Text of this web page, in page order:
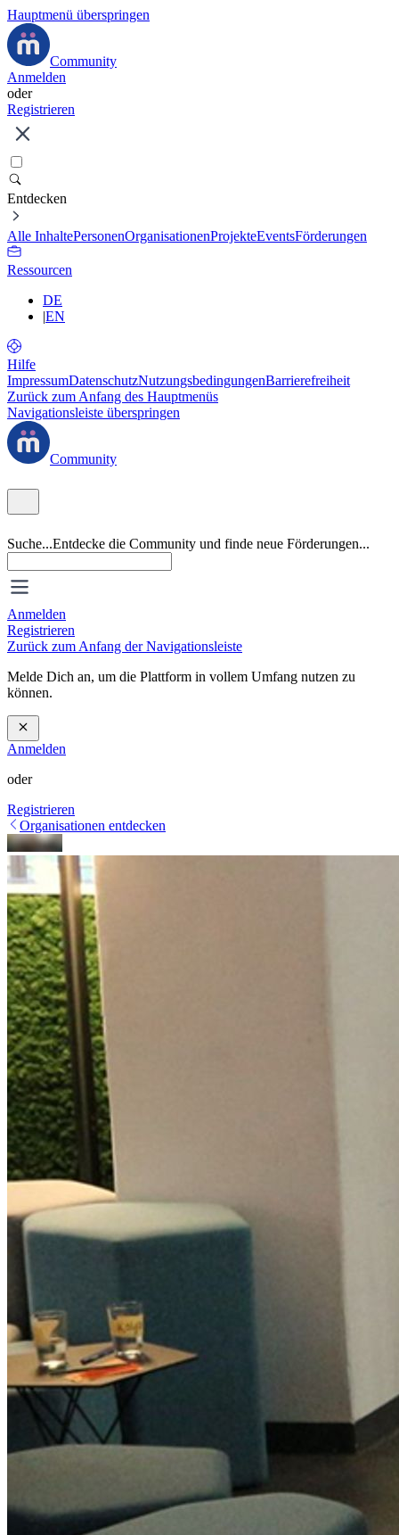
Hauptmenü überspringen
Community
Anmelden
oder
Registrieren
Entdecken
Alle InhaltePersonenOrganisationenProjekteEventsFörderungen
Ressourcen
DE
|EN
Hilfe
ImpressumDatenschutzNutzungsbedingungenBarrierefreiheit
Zurück zum Anfang des Hauptmenüs
Navigationsleiste überspringen
Community
Suche...Entdecke die Community und finde neue Förderungen...
Anmelden
Registrieren
Zurück zum Anfang der Navigationsleiste
Melde Dich an, um die Plattform in vollem Umfang nutzen zu
können.
Anmelden
oder
Registrieren
Organisationen entdecken